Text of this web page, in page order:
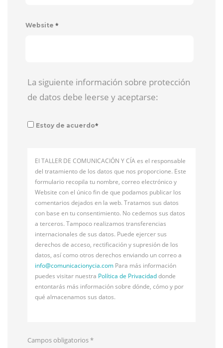
Website *
La siguiente información sobre protección
de datos debe leerse y aceptarse:
Estoy de acuerdo*
El TALLER DE COMUNICACIÓN Y CÍA es el responsable
del tratamiento de los datos que nos proporcione. Este
formulario recopila tu nombre, correo electrónico y
Website con el único fin de que podamos publicar los
comentarios dejados en la web. Tratamos sus datos
con base en tu consentimiento. No cedemos sus datos
a terceros. Tampoco realizamos transferencias
internacionales de sus datos. Puede ejercer sus
derechos de acceso, rectificación y supresión de los
datos, así como otros derechos enviando un correo a
info@comunicacionycia.com Para más información
puedes visitar nuestra Política de Privacidaddonde
entontarás más información sobre dónde, cómo y por
qué almacenamos sus datos.
Campos obligatorios*